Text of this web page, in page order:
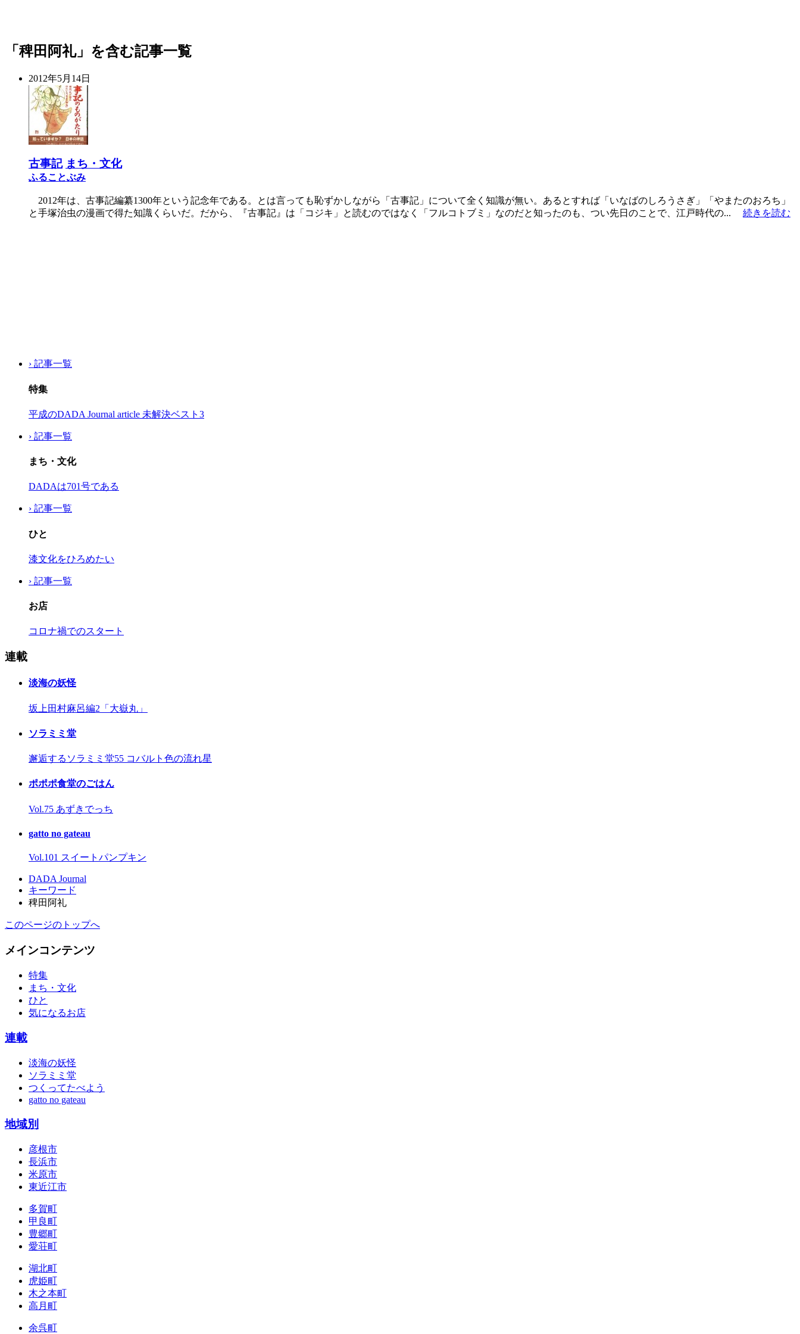
「稗田阿礼」を含む記事一覧
2012年5月14日
古事記 まち・文化
ふることぶみ
2012年は、古事記編纂1300年という記念年である。とは言っても恥ずかしながら「古事記」について全く知識が無い。あるとすれば「いなばのしろうさぎ」「やまたのおろち」
と手塚治虫の漫画で得た知識くらいだ。だから、『古事記』は「コジキ」と読むのではなく「フルコトブミ」なのだと知ったのも、つい先日のことで、江戸時代の... 続きを読む
› 記事一覧
特集
平成のDADA Journal article 未解決ベスト3
› 記事一覧
まち・文化
DADAは701号である
› 記事一覧
ひと
漆文化をひろめたい
› 記事一覧
お店
コロナ禍でのスタート
連載
淡海の妖怪
坂上田村麻呂編2「大嶽丸」
ソラミミ堂
邂逅するソラミミ堂55 コバルト色の流れ星
ポポポ食堂のごはん
Vol.75 あずきでっち
gatto no gateau
Vol.101 スイートパンプキン
DADA Journal
キーワード
稗田阿礼
このページのトップへ
メインコンテンツ
特集
まち・文化
ひと
気になるお店
連載
淡海の妖怪
ソラミミ堂
つくってたべよう
gatto no gateau
地域別
彦根市
長浜市
米原市
東近江市
多賀町
甲良町
豊郷町
愛荘町
湖北町
虎姫町
木之本町
高月町
余呉町